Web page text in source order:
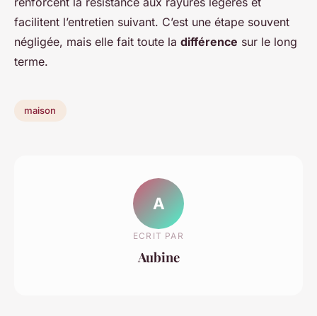
facilitent l’entretien suivant. C’est une étape souvent
négligée, mais elle fait toute la différence sur le long
terme.
maison
A
ECRIT PAR
Aubine